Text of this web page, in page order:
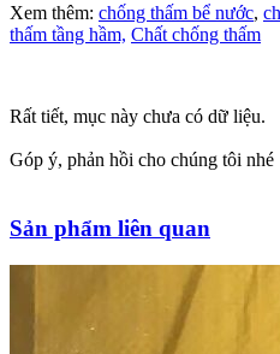
Xem thêm: chống thấm bể nước,
thấm tầng hầm, Chất chống thấm
Rất tiết, mục này chưa có dữ liệu.
Góp ý, phản hồi cho chúng tôi nhé
Sản phẩm liên quan